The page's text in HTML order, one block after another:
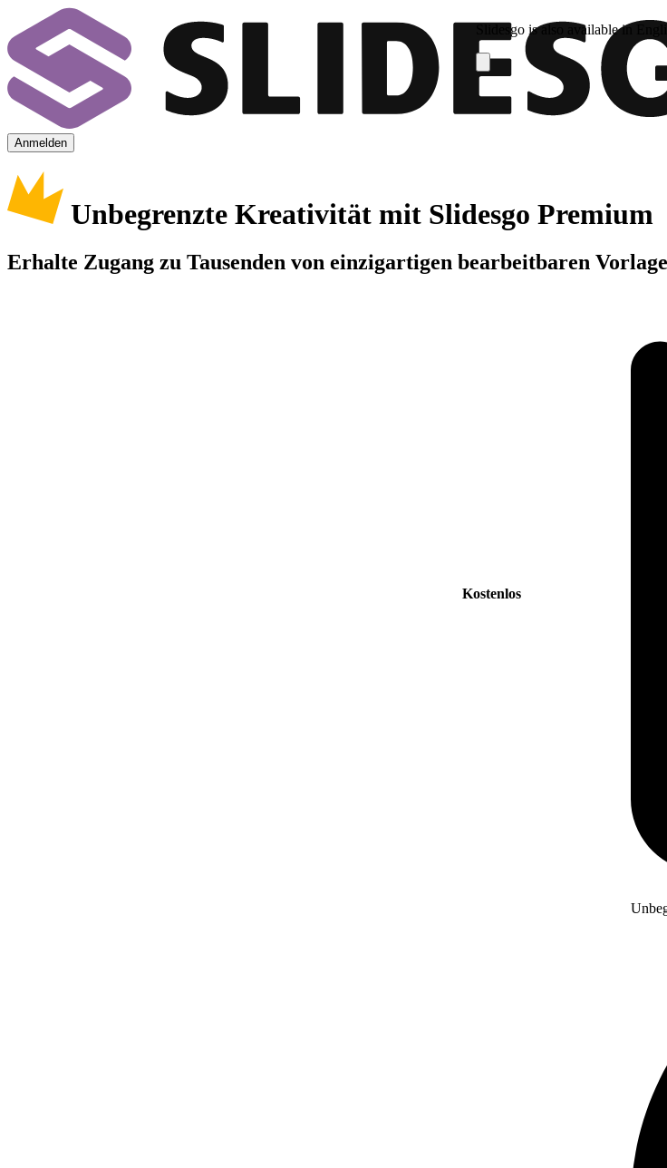
Slidesgo is also available in
Anmelden
Unbegrenzte Kreativität mit Slidesgo Premium
Erhalte Zugang zu Tausenden von einzigartigen bearbeitbaren
Kostenlos